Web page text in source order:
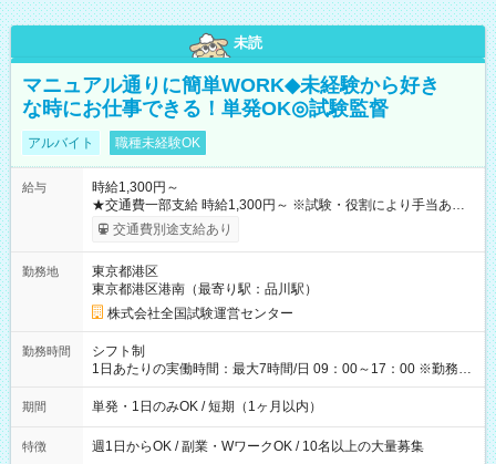
未読
マニュアル通りに簡単WORK◆未経験から好き
な時にお仕事できる！単発OK◎試験監督
アルバイト 職種未経験OK
給与
時給1,300円～
★交通費一部支給 時給1,300円～ ※試験・役割により手当あり
※勤務回数により昇給あり 【即給（前払い）オプションあ
り！】 希望される場合、勤務から1週間ほどで給与の一部を受け
例】 ・河合塾模擬試験 8:30～17:30（休憩1時間） 時給1,300円
×8時間＝日収10,400円＋交通費 ※当日の役割により時給＋100
円の場合あり ・国家試験 7:00～13:30（休憩なし） 時給1,300
円（役割手当＋100円）×6時間＝日収8,400円＋交通費 【試用期
間】試用期間なし
交通費別途支給あり
勤務地
東京都港区
東京都港区港南（最寄り駅：品川駅）
株式会社全国試験運営センター
勤務時間
シフト制
1日あたりの実働時間：最大7時間/日 09：00～17：00 ※勤務時
間は 試験により異なります。
期間 単発・1日のみOK / 短期（1ヶ月以内）
特徴 週1日からOK / 副業・WワークOK / 10名以上の大量募集